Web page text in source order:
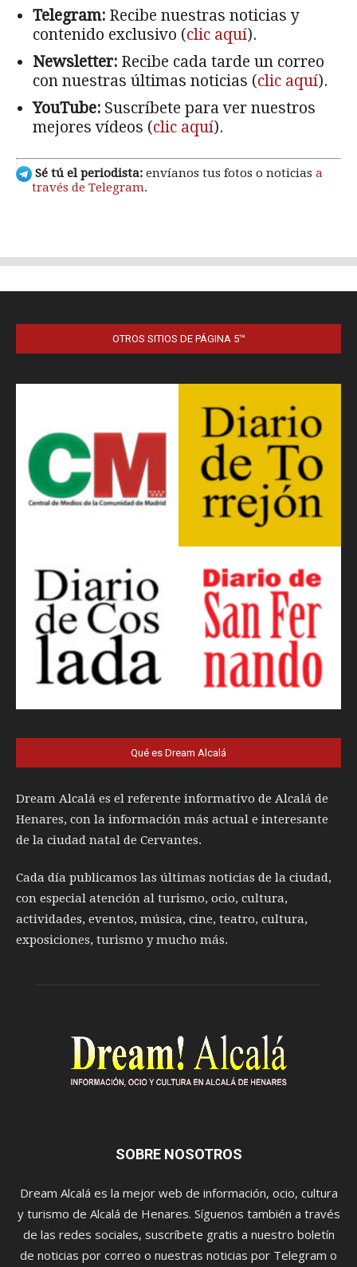
OTROS SITIOS DE PÁGINA 5™
Qué es Dream Alcalá
Dream Alcalá es el referente informativo de Alcalá de
Henares, con la información más actual e interesante
de la ciudad natal de Cervantes.
Cada día publicamos las últimas noticias de la ciudad,
con especial atención al turismo, ocio, cultura,
actividades, eventos, música, cine, teatro, cultura,
exposiciones, turismo y mucho más.
SOBRE NOSOTROS
Dream Alcalá es la mejor web de información, ocio, cultura
y turismo de Alcalá de Henares. Síguenos también a través
de las redes sociales, suscríbete gratis a nuestro boletín
de noticias por correo o nuestras noticias por Telegram o